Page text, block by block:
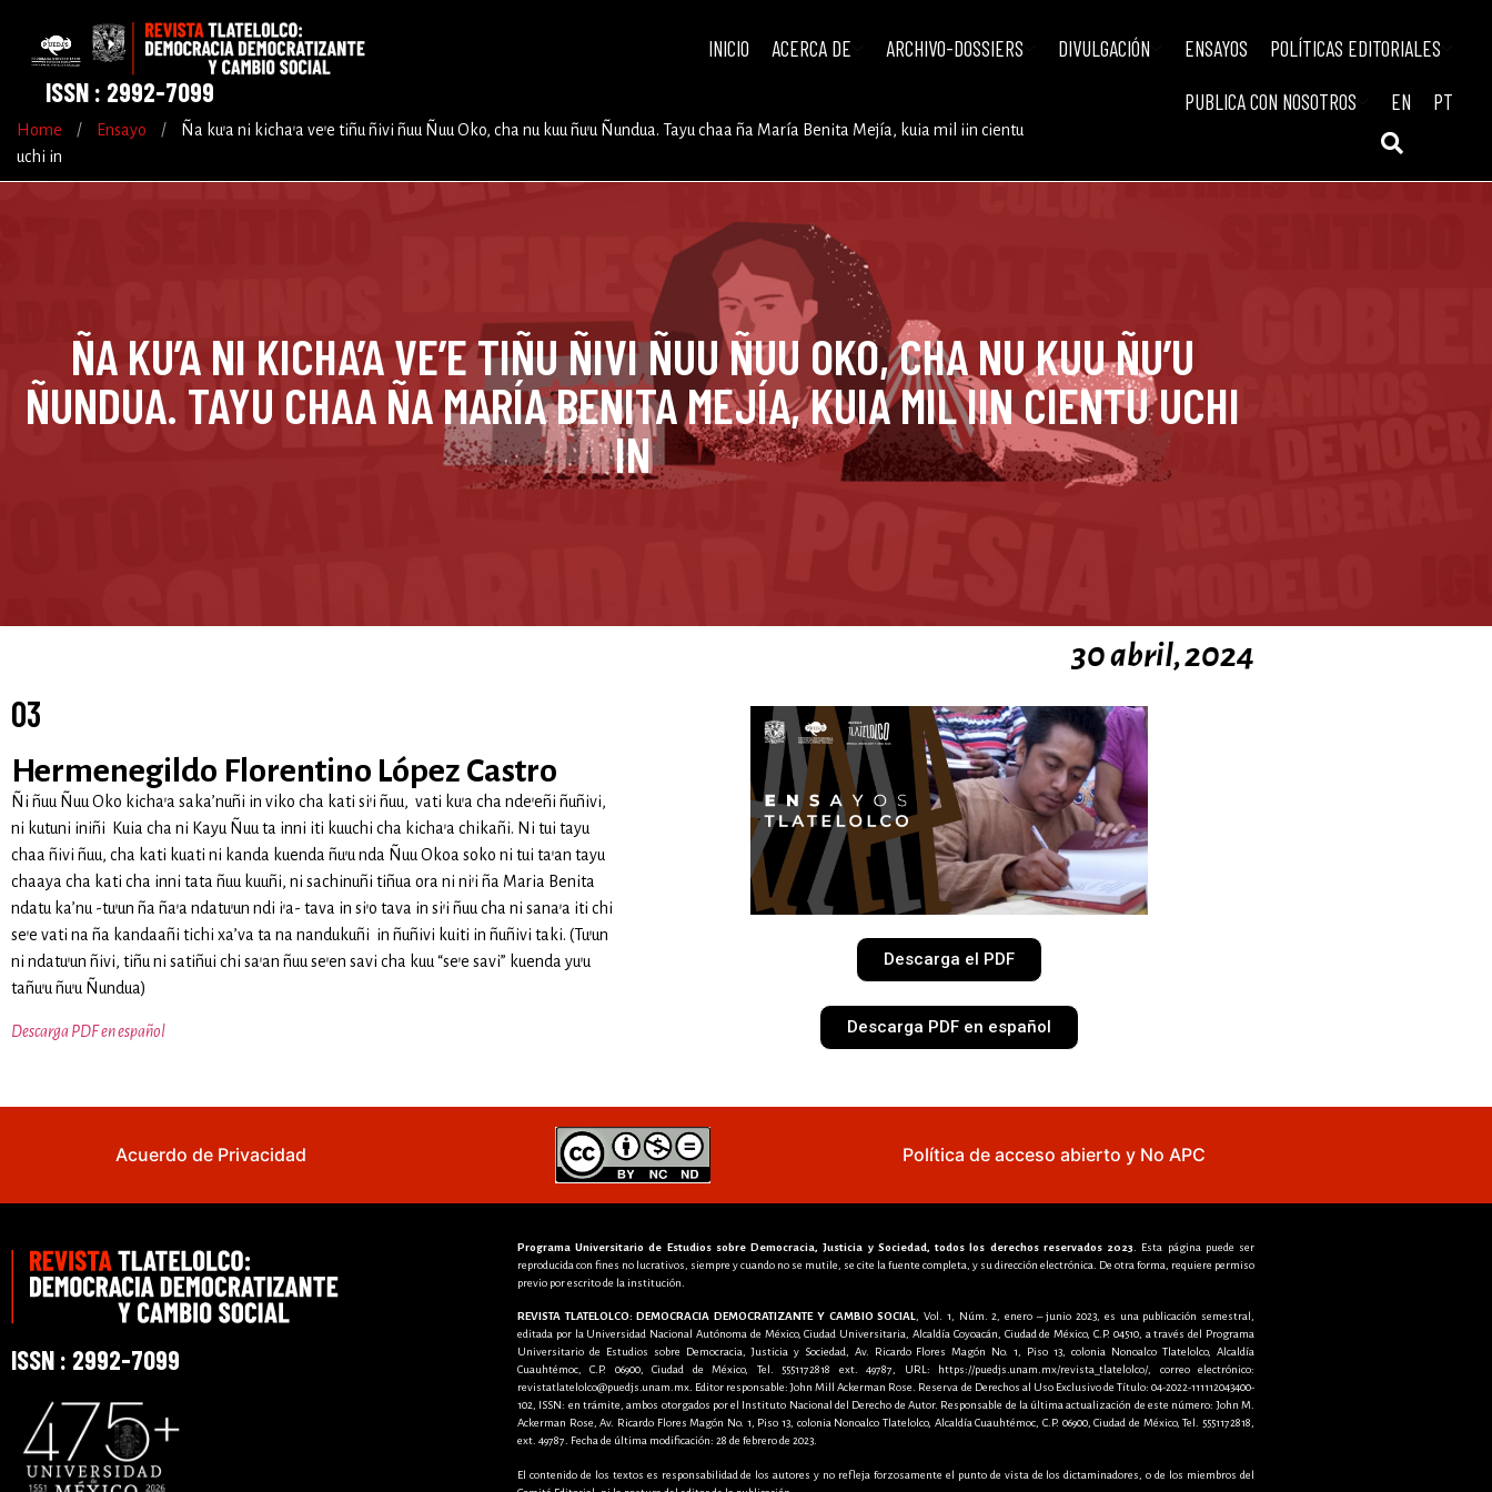
ISSN : 2992-7099
INICIO ACERCA DE ARCHIVO-DOSSIERS DIVULGACIÓN ENSAYOS POLÍTICAS EDITORIALES
PUBLICA CON NOSOTROS EN PT
Home / Ensayo /
Ña ku’a ni kicha’a ve’e tiñu ñivi ñuu Ñuu Oko, cha nu kuu ñu’u Ñundua. Tayu chaa ña María Benita Mejía, kuia mil iin cientu
uchi in
ÑA KU’A NI KICHA’A VE’E TIÑU ÑIVI ÑUU ÑUU OKO, CHA NU KUU ÑU’U
ÑUNDUA. TAYU CHAA ÑA MARÍA BENITA MEJÍA, KUIA MIL IIN CIENTU UCHI
IN
30 abril, 2024
03
Hermenegildo Florentino López Castro
Ñi ñuu Ñuu Oko kicha’a saka’nuñi in viko cha kati si’i ñuu, vati ku’a cha nde’eñi ñuñivi,
ni kutuni iniñi Kuia cha ni Kayu Ñuu ta inni iti kuuchi cha kicha’a chikañi. Ni tui tayu
chaa ñivi ñuu, cha kati kuati ni kanda kuenda ñu’u nda Ñuu Okoa soko ni tui ta’an tayu
chaaya cha kati cha inni tata ñuu kuuñi, ni sachinuñi tiñua ora ni ni’i ña Maria Benita
ndatu ka’nu -tu’un ña ña’a ndatu’un ndi i’a- tava in si’o tava in si’i ñuu cha ni sana’a iti chi
se’e vati na ña kandaañi tichi xa’va ta na nandukuñi in ñuñivi kuiti in ñuñivi taki. (Tu’un
ni ndatu’un ñivi, tiñu ni satiñui chi sa’an ñuu se’en savi cha kuu “se’e savi” kuenda yu’u
tañu’u ñu’u Ñundua)
Descarga PDF en español
Descarga el PDF
Descarga PDF en español
Acuerdo de Privacidad Política de acceso abierto y No APC
ISSN : 2992-7099
Programa Universitario de Estudios sobre Democracia, Justicia y Sociedad, todos los derechos reservados 2023 . Esta página puede ser
reproducida con fines no lucrativos, siempre y cuando no se mutile, se cite la fuente completa, y su dirección electrónica. De otra forma, requiere permiso
previo por escrito de la institución.
REVISTA TLATELOLCO: DEMOCRACIA DEMOCRATIZANTE Y CAMBIO SOCIAL , Vol. 1, Núm. 2, enero – junio 2023, es una publicación semestral,
editada por la Universidad Nacional Autónoma de México, Ciudad Universitaria, Alcaldía Coyoacán, Ciudad de México, C.P. 04510, a través del Programa
Universitario de Estudios sobre Democracia, Justicia y Sociedad, Av. Ricardo Flores Magón No. 1, Piso 13, colonia Nonoalco Tlatelolco, Alcaldía
Cuauhtémoc, C.P. 06900, Ciudad de México, Tel. 5551172818 ext. 49787, URL: https://puedjs.unam.mx/revista_tlatelolco/, correo electrónico:
revistatlatelolco@puedjs.unam.mx. Editor responsable: John Mill Ackerman Rose. Reserva de Derechos al Uso Exclusivo de Título: 04-2022-111112043400-
102, ISSN: en trámite, ambos otorgados por el Instituto Nacional del Derecho de Autor. Responsable de la última actualización de este número: John M.
Ackerman Rose, Av. Ricardo Flores Magón No. 1, Piso 13, colonia Nonoalco Tlatelolco, Alcaldía Cuauhtémoc, C.P. 06900, Ciudad de México, Tel. 5551172818,
ext. 49787. Fecha de última modificación: 28 de febrero de 2023.
El contenido de los textos es responsabilidad de los autores y no refleja forzosamente el punto de vista de los dictaminadores, o de los miembros del